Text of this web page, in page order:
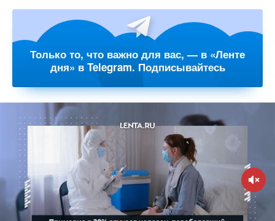
Только то, что важно для вас, — в «Ленте
дня» в Telegram. Подписывайтесь